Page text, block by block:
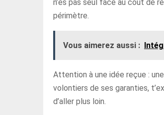
n’es pas seul face au coût de
périmètre.
Vous aimerez aussi :
Attention à une idée reçue :
volontiers de ses garanties,
d’aller plus loin.